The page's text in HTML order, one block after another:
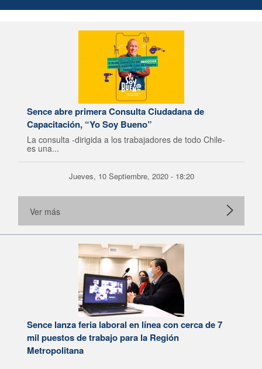
Sence abre primera Consulta Ciudadana de
Capacitación, “Yo Soy Bueno”
La consulta -dirigida a los trabajadores de todo Chile-
es una...
Jueves, 10 Septiembre, 2020 - 18:20
Ver más
Sence lanza feria laboral en línea con cerca de 7
mil puestos de trabajo para la Región
Metropolitana